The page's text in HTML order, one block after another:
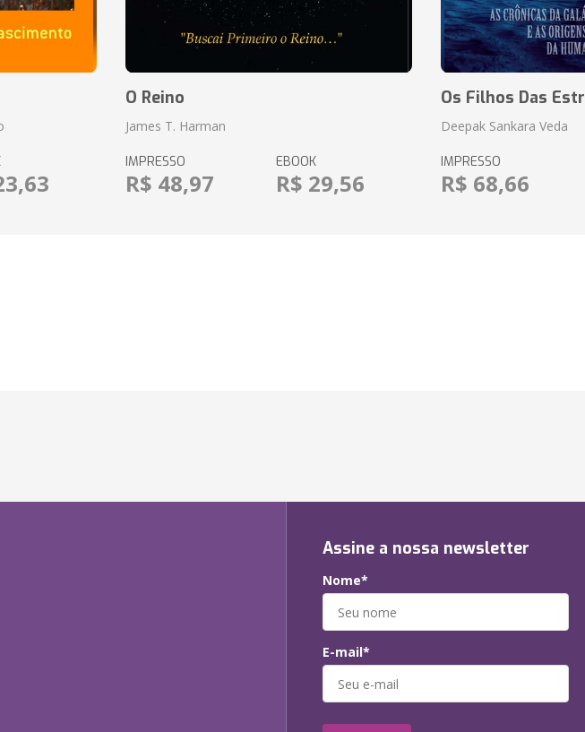
O Reino
James T. Harman
IMPRESSO
R$ 48,97
EBOOK
R$ 29,56
Os Filhos Das
Deepak Sankara Veda
IMPRESSO
R$ 68,66
Assine a nossa newsletter
Nome*
E-mail*